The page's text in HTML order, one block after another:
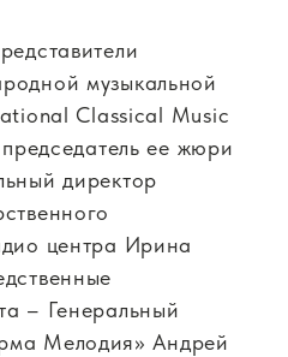
музыкальной
Classical Music
ее жюри
директор
центра Ирина
– Генеральный
Мелодия» Андрей